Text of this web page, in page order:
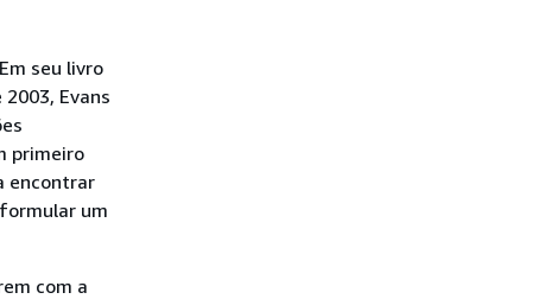
seu livro
2003, Evans
primeiro
encontrar
um
com a